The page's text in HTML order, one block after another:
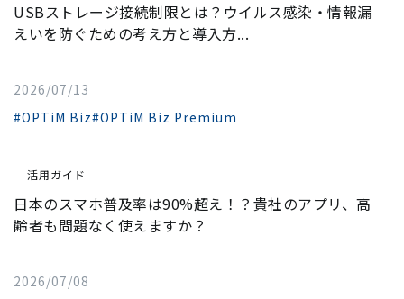
USBストレージ接続制限とは？ウイルス感染・情報漏
えいを防ぐための考え方と導入方...
2026/07/13
#OPTiM Biz#OPTiM Biz Premium
活用ガイド
日本のスマホ普及率は90%超え！？貴社のアプリ、高
齢者も問題なく使えますか？
2026/07/08